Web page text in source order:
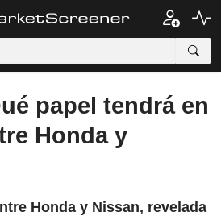
papel tendrá en
Honda y
Honda y Nissan, revelada